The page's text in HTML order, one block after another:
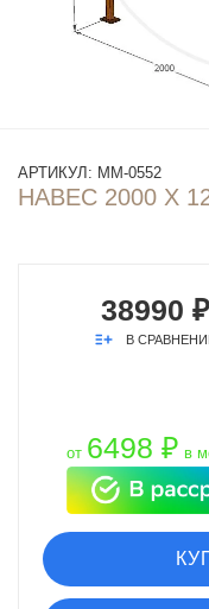
АРТИКУЛ: ММ-0552
НАВЕС 2000 Х
38990 ₽
В
от 6498 ₽ в